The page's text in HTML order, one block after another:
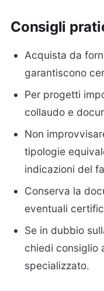
Consigli
Acquista da
garantiscono
Per progetti
collaudo e
Non
tipologie
indicazioni del
Conserva la
eventuali
Se in dubbio
chiedi consiglio
specializzato.